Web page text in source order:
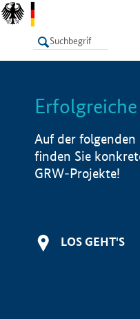
LISTE
Auf der
finden Sie
GRW-Projekte!
LOS GEHT'S